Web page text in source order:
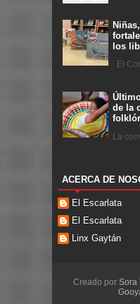
los
El
de la
La
ACERCA DE
El Escarlata
El Escarlata
Linx Gaytán
Creado por Sora